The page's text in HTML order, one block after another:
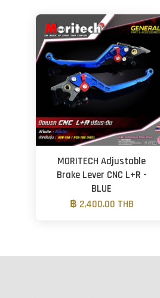
MORITECH Adjustable
Brake Lever CNC L+R -
BLUE
฿ 2,400.00 THB